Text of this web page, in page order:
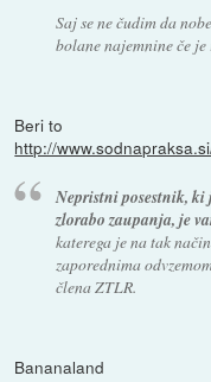
Saj se ne čudim da
bolane najemnine če
Beri to
http://
Nepristni posestnik, ki
zlorabo zaupanja, je
katerega je na tak
zaporednima
člena ZTLR.
Bananaland